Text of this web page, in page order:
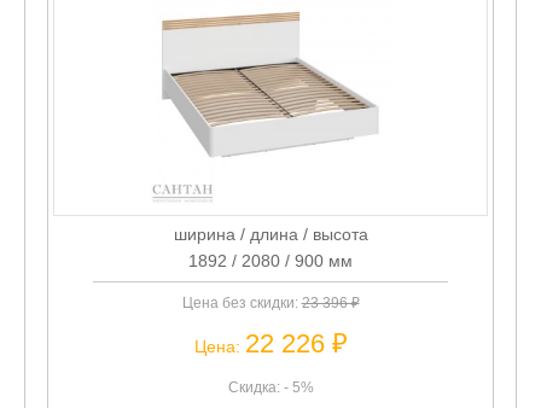
ширина / длина / высота
1892 / 2080 / 900 мм
Цена без скидки:23 396 ₽
Цена: 22 226 ₽
Скидка: - 5%